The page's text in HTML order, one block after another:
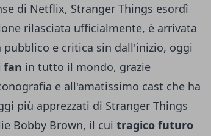
di Netflix, Stranger Things esordì
rilasciata ufficialmente, è arrivata
pubblico e critica sin dall'inizio, oggi
fan in tutto il mondo, grazie
e all'amatissimo cast che ha
più apprezzati di Stranger Things
Bobby Brown, il cui tragico futuro